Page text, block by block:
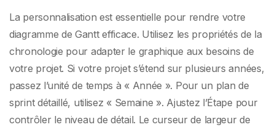
La personnalisation est essentielle pour rendre votre
diagramme de Gantt efficace. Utilisez les propriétés de la
chronologie pour adapter le graphique aux besoins de
votre projet. Si votre projet s’étend sur plusieurs années,
passez l’unité de temps à « Année ». Pour un plan de
sprint détaillé, utilisez « Semaine ». Ajustez l’Étape pour
contrôler le niveau de détail. Le curseur de largeur de